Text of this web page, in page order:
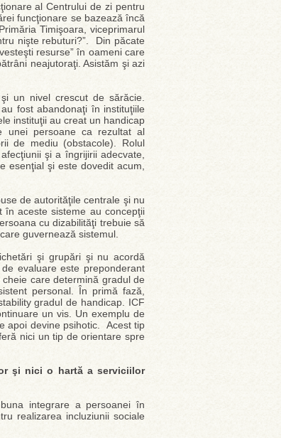
al Centrului de zi pentru
funcţionare se bazează încă
Timişoara, viceprimarul
nişte rebuturi?”. Din păcate
resurse” în oameni care
neajutoraţi. Asistăm şi azi
un nivel crescut de sărăcie.
fost abandonaţi în instituţiile
instituţii au creat un handicap
unei persoane ca rezultat al
de mediu (obstacole). Rolul
şi a îngrijirii adecvate,
esenţial şi este dovedit acum,
de autorităţile centrale şi nu
în aceste sisteme au concepţii
cu dizabilităţi trebuie să
guvernează sistemul.
şi grupări şi nu acordă
evaluare este preponderant
care determină gradul de
personal. În primă fază,
gradul de handicap. ICF
un vis. Un exemplu de
apoi devine psihotic. Acest tip
nici un tip de orientare spre
şi nici o hartă a serviciilor
integrare a persoanei în
realizarea incluziunii sociale